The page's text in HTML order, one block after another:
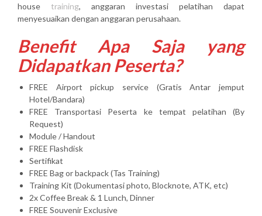
house training, anggaran investasi pelatihan dapat
menyesuaikan dengan anggaran perusahaan.
Benefit Apa Saja yang
Didapatkan Peserta?
FREE Airport pickup service (Gratis Antar jemput
Hotel/Bandara)
FREE Transportasi Peserta ke tempat pelatihan (By
Request)
Module / Handout
FREE Flashdisk
Sertifikat
FREE Bag or backpack (Tas Training)
Training Kit (Dokumentasi photo, Blocknote, ATK, etc)
2x Coffee Break & 1 Lunch, Dinner
FREE Souvenir Exclusive